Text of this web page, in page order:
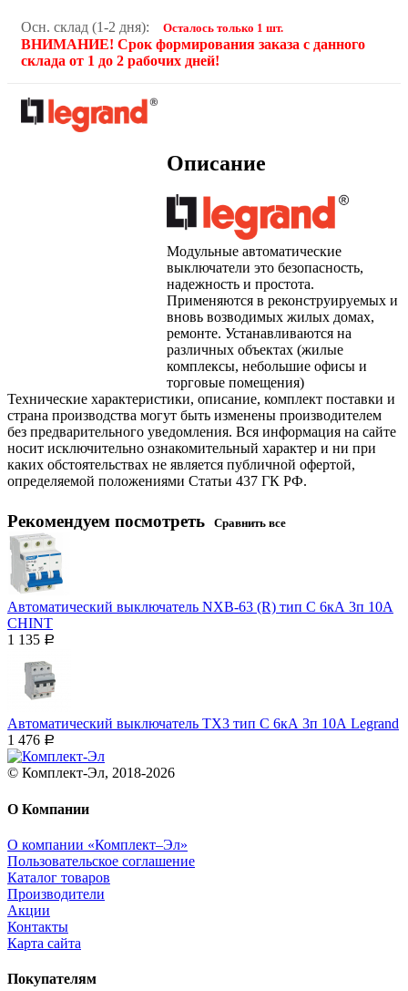
Осн. склад (1-2 дня): Осталось только 1 шт.
ВНИМАНИЕ! Срок формирования заказа с данного
склада от 1 до 2 рабочих дней!
Описание
Модульные автоматические
выключатели это безопасность,
надежность и простота.
Применяются в реконструируемых и
вновь возводимых жилых домах,
ремонте. Устанавливаются на
различных объектах (жилые
комплексы, небольшие офисы и
торговые помещения)
Технические характеристики, описание, комплект поставки и
страна производства могут быть изменены производителем
без предварительного уведомления. Вся информация на сайте
носит исключительно ознакомительный характер и ни при
каких обстоятельствах не является публичной офертой,
определяемой положениями Статьи 437 ГК РФ.
Рекомендуем посмотреть Сравнить все
Автоматический выключатель NXB-63 (R) тип С 6кА 3п 10А
CHINT
1 135 Р
Автоматический выключатель ТX3 тип C 6кА 3п 10А Legrand
1 476 Р
© Комплект-Эл, 2018-2026
О Компании
О компании «Комплект–Эл»
Пользовательское соглашение
Каталог товаров
Производители
Акции
Контакты
Карта сайта
Покупателям